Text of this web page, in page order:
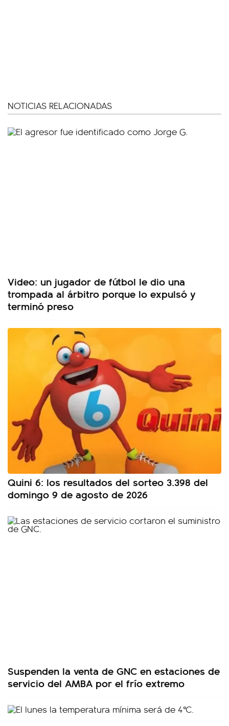
NOTICIAS RELACIONADAS
Video: un jugador de fútbol le dio una
trompada al árbitro porque lo expulsó y
terminó preso
Quini 6: los resultados del sorteo 3.398 del
domingo 9 de agosto de 2026
Suspenden la venta de GNC en estaciones de
servicio del AMBA por el frío extremo